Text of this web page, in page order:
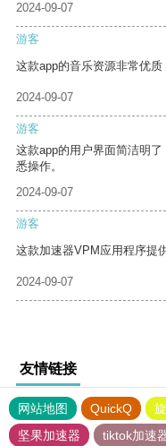
2024-09-07
游客
这款app的音乐资源非常优质
2024-09-07
游客
这款app的用户界面简洁明
悉操作。
2024-09-07
游客
这款加速器VPM应用程序提
2024-09-07
友情链接
网站地图 QuickQ
坚果加速器
tiktok加速